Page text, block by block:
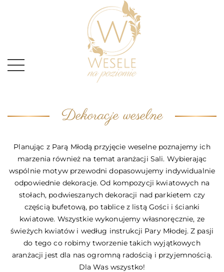
Dekoracje weselne
Planując z Parą Młodą przyjęcie weselne poznajemy ich
marzenia również na temat aranżacji Sali. Wybierając
wspólnie motyw przewodni dopasowujemy indywidualnie
odpowiednie dekoracje. Od kompozycji kwiatowych na
stołach, podwieszanych dekoracji nad parkietem czy
częścią bufetową, po tablice z listą Gości i ścianki
kwiatowe. Wszystkie wykonujemy własnoręcznie, ze
świeżych kwiatów i według instrukcji Pary Młodej. Z pasji
do tego co robimy tworzenie takich wyjątkowych
aranżacji jest dla nas ogromną radością i przyjemnością.
Dla Was wszystko!